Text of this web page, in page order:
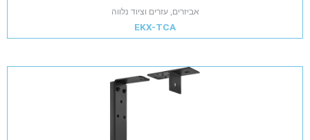
אביזרים, עזרים וציוד נלווה
EKX-TCA